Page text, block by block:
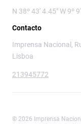
N 38º 43' 4.45" W 9º
Contacto
Imprensa Nacional,
Lisboa
213945772
© 2026 Imprensa